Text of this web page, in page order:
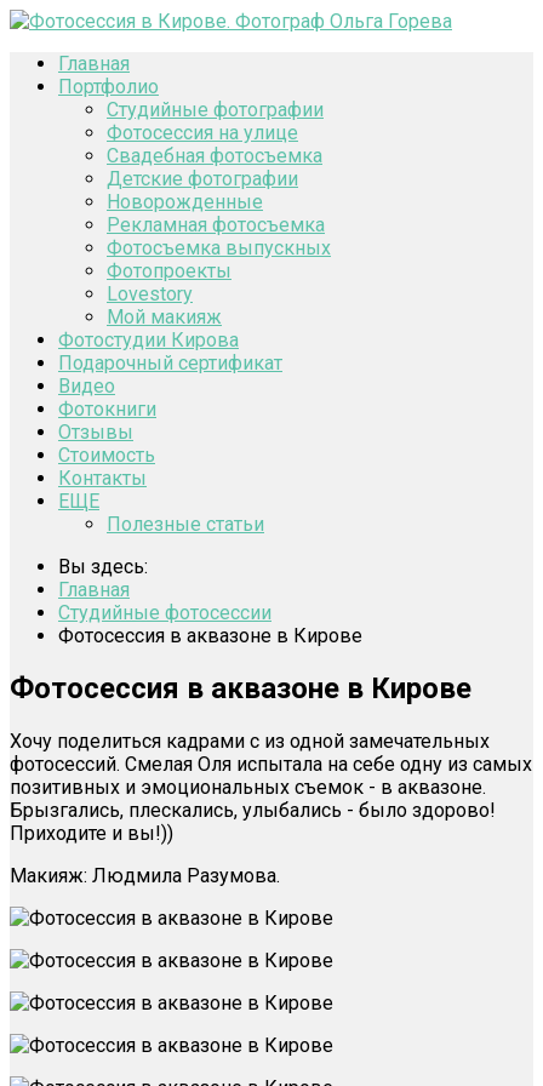
Главная
Портфолио
Студийные фотографии
Фотосессия на улице
Свадебная фотосъемка
Детские фотографии
Новорожденные
Рекламная фотосъемка
Фотосъемка выпускных
Фотопроекты
Lovestory
Мой макияж
Фотостудии Кирова
Подарочный сертификат
Видео
Фотокниги
Отзывы
Стоимость
Контакты
ЕЩЕ
Полезные статьи
Вы здесь:
Главная
Студийные фотосессии
Фотосессия в аквазоне в Кирове
Фотосессия в аквазоне в Кирове
Хочу поделиться кадрами с из одной замечательных
фотосессий. Смелая Оля испытала на себе одну из самых
позитивных и эмоциональных съемок - в аквазоне.
Брызгались, плескались, улыбались - было здорово!
Приходите и вы!))
Макияж: Людмила Разумова.